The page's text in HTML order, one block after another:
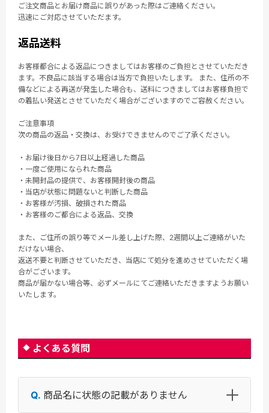
ご注文商品とお届け商品に誤りがあった際はご連絡ください。
迅速にご対応させていただます。
返品送料
お客様都合による返品につきましてはお客様のご負担とさせていただき
ます。不良品に該当する場合は当方で負担いたします。 また、住所の不
備などによる再送が発生した場合も、送料につきましてはお客様負担で
の着払い発送とさせていただく場合がございますのでご容赦ください。
ご注意事項
次の商品の返品・交換は、お受けできませんのでご了承ください。
・お届け後日から7日以上経過した商品
・一度ご使用になられた商品
・未開封品の提供で、お客様開封後の商品
・当店が状態に問題ないと判断した商品
・お客様が汚損、破損された商品
・お客様のご都合による返品、交換
また、ご住所の誤り等でメール差し上げた際、2週間以上ご連絡がいた
だけない場合、
返送不要と判断させていただき、当店にて処分を進めさせていただく場
合がございます。
商品が届かない場合等、必ずメールにてご連絡いただきますようお願い
いたします。
よくある質問
商品名に状態の記載がありません